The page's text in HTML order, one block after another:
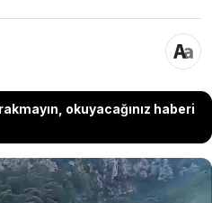
okuyacağınız haberi